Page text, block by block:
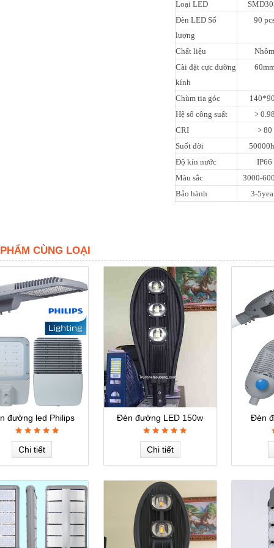
Loại LED
Đèn LED Số
lượng
90
Chất liệu
Cài đặt cực đường
kính
Chùm tia góc
Hệ số công suất
>
CRI
> 80
Suốt đời
Độ kín nước
IP66
Màu sắc
3000-
Bảo hành
3-
CÙNG LOẠI
đường led Philips
Chi tiết
Đèn đường LED 150w
Chi tiết
Đèn